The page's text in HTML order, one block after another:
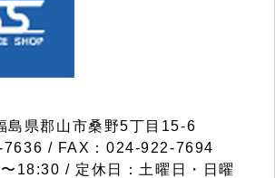
県郡山市桑野5丁目15-6
/ FAX：024-922-7694
18:30 / 定休日：土曜日・日曜